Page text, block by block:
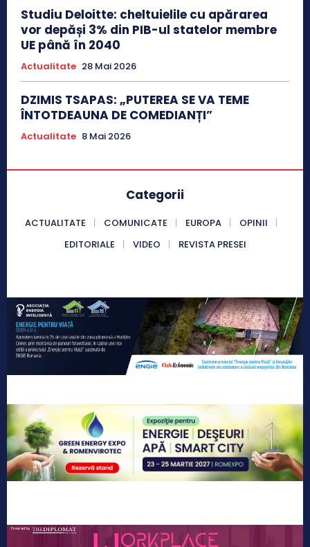
Studiu Deloitte: cheltuielile cu apărarea
vor depăși 3% din PIB-ul statelor membre
UE până în 2040
Actualitate 28 Mai 2026
DZIMIS TSAPAS: „PUTEREA SE VA TEME
ÎNTOTDEAUNA DE COMEDIANȚI”
Actualitate 8 Mai 2026
Categorii
ACTUALITATE COMUNICATE EUROPA
OPINII
EDITORIALE
VIDEO REVISTA PRESEI